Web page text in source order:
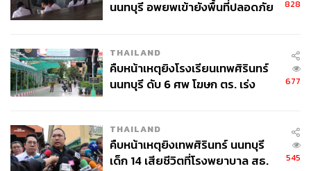
นนทบุรี อพยพเข้ายังพื้นที่ปลอดภัย
828
THAILAND
คืบหน้าเหตุยิงโรงเรียนเทพศิรินทร์
นนทบุรี ดับ 6 ศพ โฆษก ตร. เร่ง
677
THAILAND
คืบหน้าเหตุยิงเทพศิรินทร์ นนทบุรี
เด็ก 14 เสียชีวิตที่โรงพยาบาล สธ.
545